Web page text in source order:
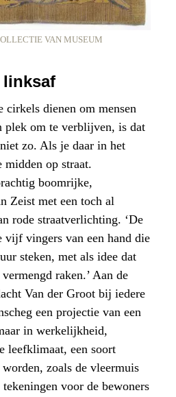
VAN MUSEUM
dienen om mensen
plek om te verblijven, is dat
zo. Als je daar in het
midden op straat.
boomrijke,
Zeist met een toch al
rode straatverlichting. ‘De
vijf vingers van een hand die
steken, met als idee dat
raken.’ Aan de
Van der Groot bij iedere
een projectie van een
in werkelijkheid,
leefklimaat, een soort
zoals de vleermuis
voor de bewoners